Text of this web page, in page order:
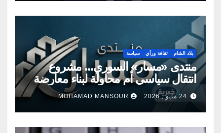
بلاد الشام ثقافة ورأي سياسة
منتدى «مسار» السوري… مشروع
انتقال سياسي أم محاولة لبناء معارضة
جديدة؟
24 مايو , 2026 MOHAMAD MANSOUR